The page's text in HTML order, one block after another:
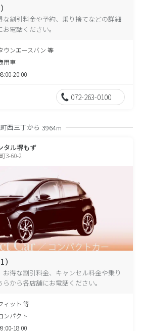
な割引料金や予約、乗り捨てなどの詳細
電話ください。
ウンエースバン 等
用車
20:00
072-263-0100
西三丁から 3964m
タル堺もず
3-60-2
得な割引料金、キャンセル料金や乗り
から各店舗にお電話ください。
ィット 等
ンパクト
18:00